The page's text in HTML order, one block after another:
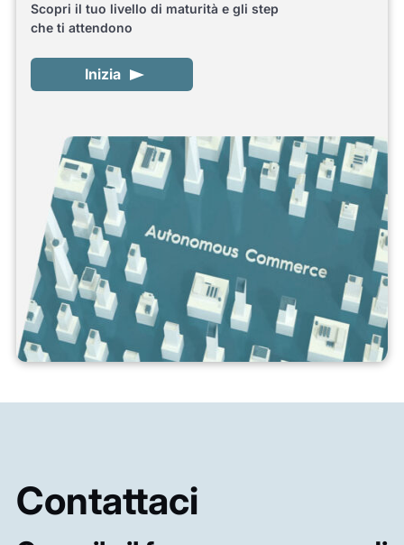
Scopri il tuo livello di maturità e gli step
che ti attendono
Inizia
Contattaci